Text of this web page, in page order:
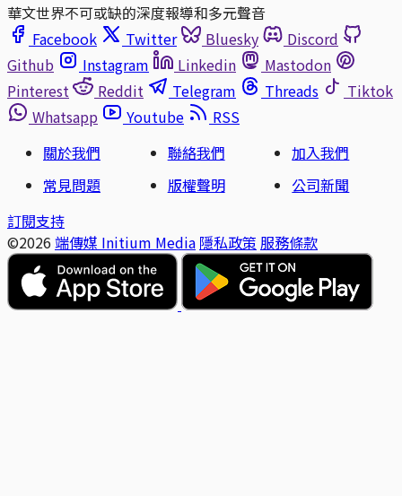
華文世界不可或缺的深度報導和多元聲音
Facebook
Twitter Bluesky
Discord
Github
Instagram Linkedin
Mastodon
Pinterest
Reddit Telegram Threads
Tiktok
Whatsapp
Youtube
RSS
關於我們
聯絡我們
加入我們
常見問題
版權聲明
公司新聞
訂閱支持
©2026 端傳媒 Initium Media 隱私政策 服務條款